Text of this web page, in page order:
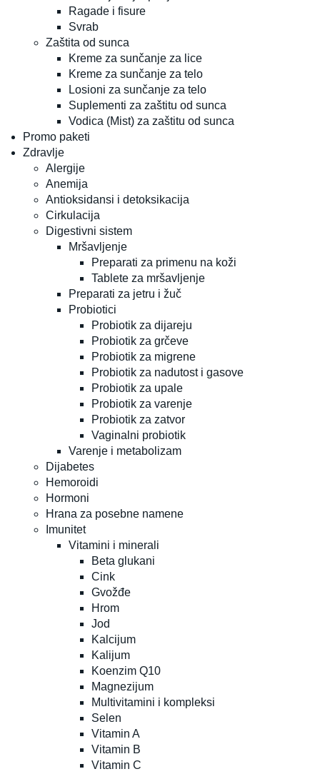
Ragade i fisure
Svrab
Zaštita od sunca
Kreme za sunčanje za lice
Kreme za sunčanje za telo
Losioni za sunčanje za telo
Suplementi za zaštitu od sunca
Vodica (Mist) za zaštitu od sunca
Promo paketi
Zdravlje
Alergije
Anemija
Antioksidansi i detoksikacija
Cirkulacija
Digestivni sistem
Mršavljenje
Preparati za primenu na koži
Tablete za mršavljenje
Preparati za jetru i žuč
Probiotici
Probiotik za dijareju
Probiotik za grčeve
Probiotik za migrene
Probiotik za nadutost i gasove
Probiotik za upale
Probiotik za varenje
Probiotik za zatvor
Vaginalni probiotik
Varenje i metabolizam
Dijabetes
Hemoroidi
Hormoni
Hrana za posebne namene
Imunitet
Vitamini i minerali
Beta glukani
Cink
Gvožđe
Hrom
Jod
Kalcijum
Kalijum
Koenzim Q10
Magnezijum
Multivitamini i kompleksi
Selen
Vitamin A
Vitamin B
Vitamin C